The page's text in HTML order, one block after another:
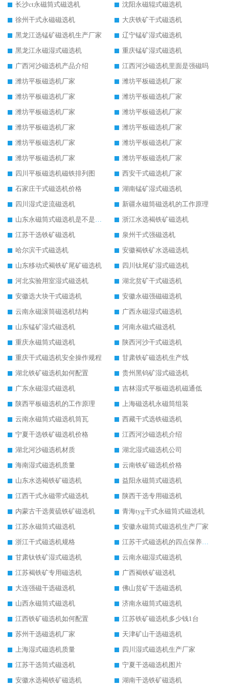
长沙ct永磁筒式磁选机
沈阳永磁辊式磁选机
徐州干式永磁磁选机
大庆铁矿干式磁选机
黑龙江选锰矿磁选机生产厂家
辽宁锰矿湿式磁选机
黑龙江永磁湿式磁选机
重庆锰矿湿式磁选机
广西河沙磁选机产品介绍
江西河沙磁选机里面是强磁吗
潍坊平板磁选机厂家
潍坊平板磁选机厂家
潍坊平板磁选机厂家
潍坊平板磁选机厂家
潍坊平板磁选机厂家
潍坊平板磁选机厂家
潍坊平板磁选机厂家
潍坊平板磁选机厂家
潍坊平板磁选机厂家
潍坊平板磁选机厂家
潍坊平板磁选机厂家
潍坊平板磁选机厂家
四川平板磁选机磁铁排列图
西安干式磁选机厂家
石家庄干式磁选机价格
湖南锰矿湿式磁选机
四川湿式逆流磁选机
新疆永磁筒磁选机的工作原理
山东永磁筒式磁选机是不是强磁
浙江水选褐铁矿磁选机
江苏干选铁矿磁选机
泉州干式强磁选机
哈尔滨干式磁选机
安徽褐铁矿水选磁选机
山东移动式褐铁矿尾矿磁选机
四川钛尾矿湿式磁选机
河北实验用室湿式磁选机
湖北贫矿干式磁选机
安徽选大块干式磁选机
安徽永磁强磁磁选机
云南永磁滚筒磁选机结构
广西永磁湿式磁选机
山东锰矿湿式磁选机
河南永磁式磁选机
重庆永磁筒式磁选机
陕西河沙干式磁选机
重庆干式磁选机安全操作规程
甘肃铁矿磁选机生产线
湖北铁矿磁选机如何配置
贵州黑钨矿湿式磁选机
广东永磁湿式磁选机
吉林湿式平板磁选机磁通低
陕西平板磁选机的工作原理
上海磁选机永磁筒组装
云南永磁筒式磁选机筒瓦
西藏干式选铁磁选机
宁夏干选铁矿磁选机价格
江西河沙磁选机介绍
湖北河沙磁选机材质
湖北湿式磁选机公司
海南湿式磁选机质量
云南铁矿磁选机价格
山东水选褐铁矿磁选机
益阳永磁筒式磁选机
江西干式永磁带式磁选机
陕西干选专用磁选机
内蒙古干选黄硫铁矿磁选机
青海tyg干式永磁筒式磁选机
江苏永磁筒式磁选机
安徽永磁筒式磁选机生产厂家
浙江干式磁选机规格
江苏干式磁选机的四点保养秘籍
甘肃钛铁矿湿式磁选机
云南永磁湿式磁选机
江苏褐铁矿专用磁选机
广西褐铁矿磁选机
大连强磁干选磁选机
佛山贫矿干选磁选机
山西永磁筒式磁选机
济南永磁筒式磁选机
江西铁矿磁选机如何配置
江苏铁矿磁选机多少钱1台
苏州干选磁选机厂家
天津矿山干选磁选机
上海湿式磁选机质量
四川湿式磁选机生产厂家
江苏干选筒式磁选机
宁夏干选磁选机图片
安徽水选褐铁矿磁选机
湖南干选铁矿磁选机